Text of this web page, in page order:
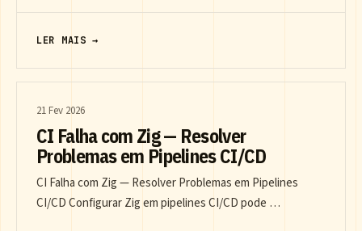
LER MAIS →
21 Fev 2026
CI Falha com Zig — Resolver
Problemas em Pipelines CI/CD
CI Falha com Zig — Resolver Problemas em Pipelines
CI/CD Configurar Zig em pipelines CI/CD pode …